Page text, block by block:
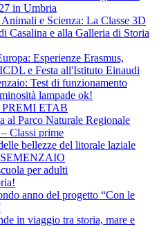
in Umbria
e Scienza: La Classe 3D
Casalina e alla Galleria di Storia
Esperienze Erasmus,
e Festa all'Istituto Einaudi
Test di funzionamento
lampade ok!
ETAB
al Parco Naturale Regionale
Classi prime
bellezze del litorale laziale
per adulti
anno del progetto “Con le
in viaggio tra storia, mare e